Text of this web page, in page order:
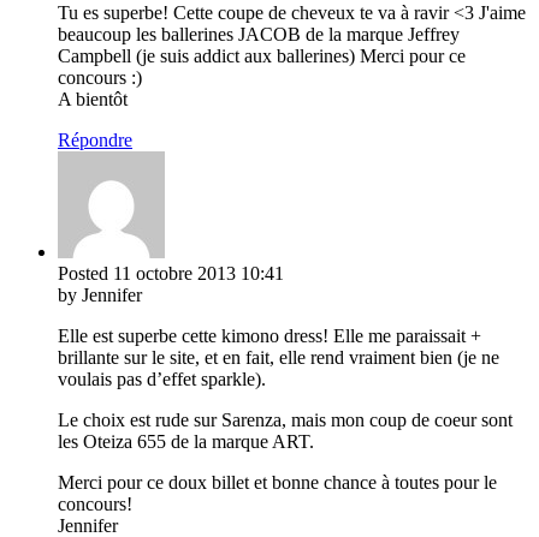
Tu es superbe! Cette coupe de cheveux te va à ravir <3 J'aime
beaucoup les ballerines JACOB de la marque Jeffrey
Campbell (je suis addict aux ballerines) Merci pour ce
concours :)
A bientôt
Répondre
Posted 11 octobre 2013 10:41
by Jennifer
Elle est superbe cette kimono dress! Elle me paraissait +
brillante sur le site, et en fait, elle rend vraiment bien (je ne
voulais pas d’effet sparkle).
Le choix est rude sur Sarenza, mais mon coup de coeur sont
les Oteiza 655 de la marque ART.
Merci pour ce doux billet et bonne chance à toutes pour le
concours!
Jennifer